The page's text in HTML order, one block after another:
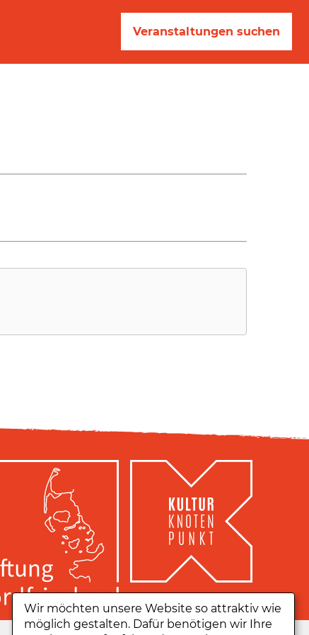
Veranstaltungen suchen
Wir möchten unsere Website so attraktiv wie
möglich gestalten. Dafür benötigen wir Ihre